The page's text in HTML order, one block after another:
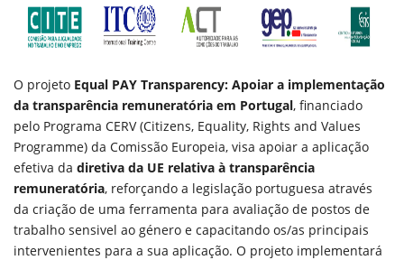
O projeto Equal PAY Transparency: Apoiar a implementação
da transparência remuneratória em Portugal, financiado
pelo Programa CERV (Citizens, Equality, Rights and Values
Programme) da Comissão Europeia, visa apoiar a aplicação
efetiva da diretiva da UE relativa à transparência
remuneratória, reforçando a legislação portuguesa através
da criação de uma ferramenta para avaliação de postos de
trabalho sensivel ao género e capacitando os/as principais
intervenientes para a sua aplicação. O projeto implementará